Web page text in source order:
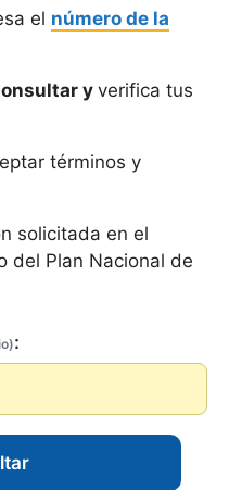
el número de la
y verifica tus
términos y
solicitada en el
del Plan Nacional de
: